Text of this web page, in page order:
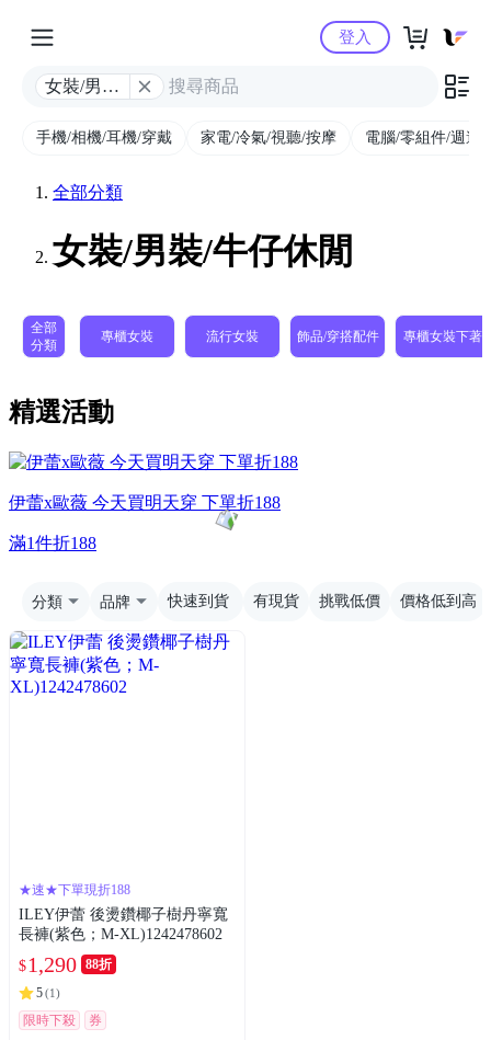
Yahoo購物中心
女裝/男裝/
登入
手機/相機/耳機/穿戴 家電/冷氣/視聽/按摩 電腦/零組件/週邊/
全部分類
女裝/男裝/牛仔休閒
全部
分類
專櫃女裝 流行女裝 飾品​/​穿搭​配件 專櫃女裝下著
精選活動
伊蕾x歐薇 今天買明天穿 下單折188
滿1件折188
分類 品牌 快速到貨 有現貨 挑戰低價 價格低到高
★速★下單現折188
ILEY伊蕾 後燙鑽椰子樹丹寧寬
長褲(紫色；M-XL)1242478602
$1,290 88折
5(1)
限時下殺 券